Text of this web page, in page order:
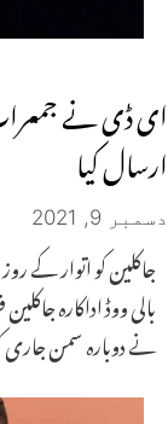
ای ڈی نے جمعرات
ارسال کیا
دسمبر 9, 2021
جاکلین کو اتوار کے
بالی ووڈ اداکارہ
نے دوبارہ سمن جاری